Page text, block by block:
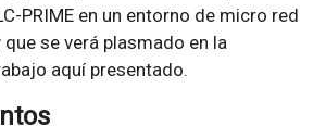
PRIME en un entorno de micro red
se verá plasmado en la
aquí presentado.